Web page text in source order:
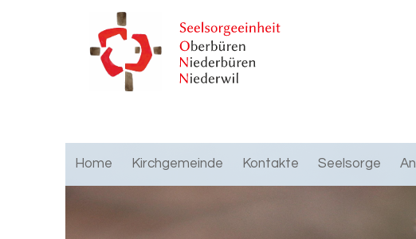
Home Kirchgemeinde Kontakte Seelsorge